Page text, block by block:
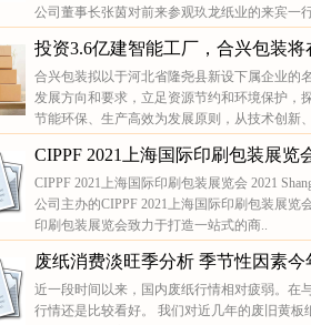
公司董事长张茵对前来参观玖龙纸业的来宾一
投资3.6亿建智能工厂，合兴包装
合兴包装拟以于河北省隆尧县新设下属企业的
发展方向和要求，立足资源节约和环境保护，
节能环保、生产高效为发展原则，从技术创新
CIPPF 2021上海国际印刷包装展览
CIPPF 2021上海国际印刷包装展览会 2021
公司主办的CIPPF 2021上海国际印刷包装展览
印刷包装展览会致力于打造一站式的商..
废纸消费淡旺季分析 季节性因素今
近一段时间以来，国内废纸行情相对疲弱。在
行情还是比较看好。 我们对近几年的废旧黄